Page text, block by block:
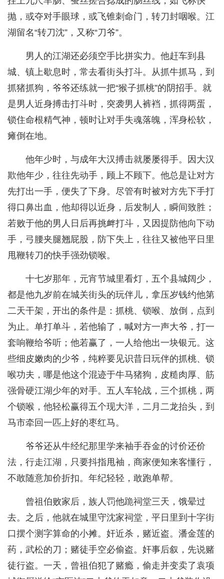
抛，或夺对手眼球，或飞锥刺命门，转刀封咽喉。江
湖留名“转刀沈”，又称“刀爷”。
男人的江湖还必须空手比拼实力。他赶车到县
城、镇上歇息时，常去看街头打斗。从抓牛抓马，到
抓猪抓狗，爷爷还练就一把“猴子抓桃”的阴招手。就
是男人近身搏击打斗时，突袭男人裤裆，抓得两蛋，
锁住命根精气神，顿时让对手失魂落魄，浑身松软，
瘫倒在地。
他年少时，与成年大汉搏击就屡屡得手。因大汉
欺他年少，往往先动手，顾上不顾下。他总是让对方
先打出一手，便失了下身。尽管有时被对方先下手打
得口鼻出血，他却得以近身，后发制人，瞬间致胜；
若败于他的男人日后再挑衅打斗，又因提防他向下动
手，弓腰夹腿翘屁股，防下失上，往往又被他平日里
甩鞭转刀的快手强劲锁喉。
十七岁那年，元宵节城里看灯，五个县城阔少，
都是他九岁前在城关街头的玩伴儿，拿压岁钱约他第
二天干架，开出的条件是：抓桃、锁喉、放倒，点到
为止。单打单斗，若他输了，喊对方一声大爷，打一
套响鞭给爷听；他若赢了，一人给他出一块银元。这
些细皮嫩肉的少爷，纯粹要见识昔日玩伴的抓桃、锁
喉功夫，哪是他这个混迹于牛马猪狗，皮糙肉厚、筋
强骨硬江湖少年的对手。五人车轮战，三个抓桃，两
个锁喉，他轻松赢得五个现大洋，二月二龙抬头，到
马市牵回一匹上好的枣红马。
爷爷还从牛经纪那里学来袖手吞金的讨价还价
法，行走江湖，只要抖指甩袖，商家便知来客懂行，
不敢随意加价折扣。年纪轻轻，敢跑单帮。
曾祖伯败家后，族人罚他跪祠堂三天，饿晕过
去。之后，他就在城里守沈家祠堂，平日里到十字街
口摆个测字算命的小摊。奸近杀，赌近盗。潘金莲的
药，武松的刀；赌徒手空必偷盗。奸事后叙，先说赌
徒行盗。一天，曾祖伯犯了赌瘾，偷走并变卖了袁项